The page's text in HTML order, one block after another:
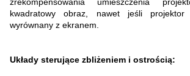
kwadratowy obraz, nawet jeśli
wyrównany z ekranem.
Układy sterujące zbliżeniem i ostrością: